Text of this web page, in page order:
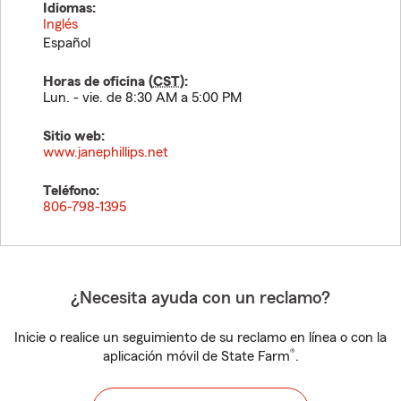
Idiomas:
Inglés
Español
Horas de oficina (CST):
Lun. - vie. de 8:30 AM a 5:00 PM
Sitio web:
www.janephillips.net
Teléfono:
806-798-1395
¿Necesita ayuda con un reclamo?
Inicie o realice un seguimiento de su reclamo en línea o con la
aplicación móvil de State Farm®.